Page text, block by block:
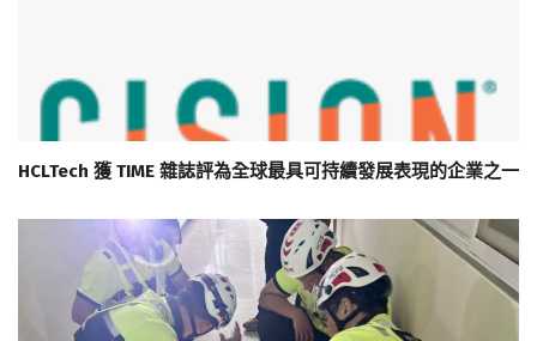
HCLTech 獲 TIME 雜誌評為全球最具可持續發展表現的企業之一